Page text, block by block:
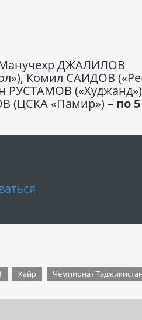
ДЖАЛИЛОВ
Комил САИДОВ
РУСТАМОВ
(ЦСКА «Памир») – по 5
Хайр Чемпионат